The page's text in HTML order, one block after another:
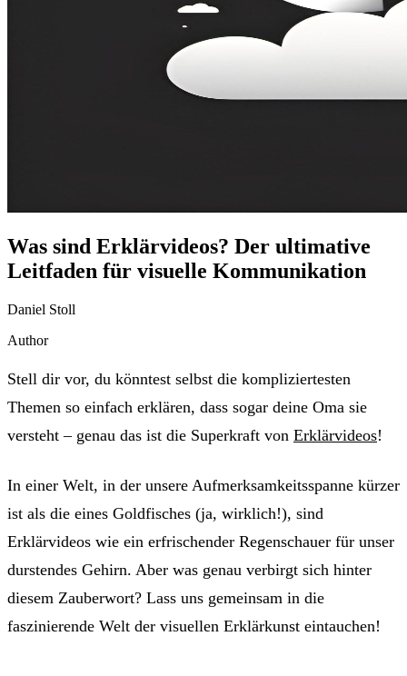
Was sind Erklärvideos? Der ultimative
Leitfaden für visuelle Kommunikation
Daniel Stoll
Author
Stell dir vor, du könntest selbst die kompliziertesten
Themen so einfach erklären, dass sogar deine Oma sie
versteht – genau das ist die Superkraft von Erklärvideos!
In einer Welt, in der unsere Aufmerksamkeitsspanne kürzer
ist als die eines Goldfisches (ja, wirklich!), sind
Erklärvideos wie ein erfrischender Regenschauer für unser
durstendes Gehirn. Aber was genau verbirgt sich hinter
diesem Zauberwort? Lass uns gemeinsam in die
faszinierende Welt der visuellen Erklärkunst eintauchen!